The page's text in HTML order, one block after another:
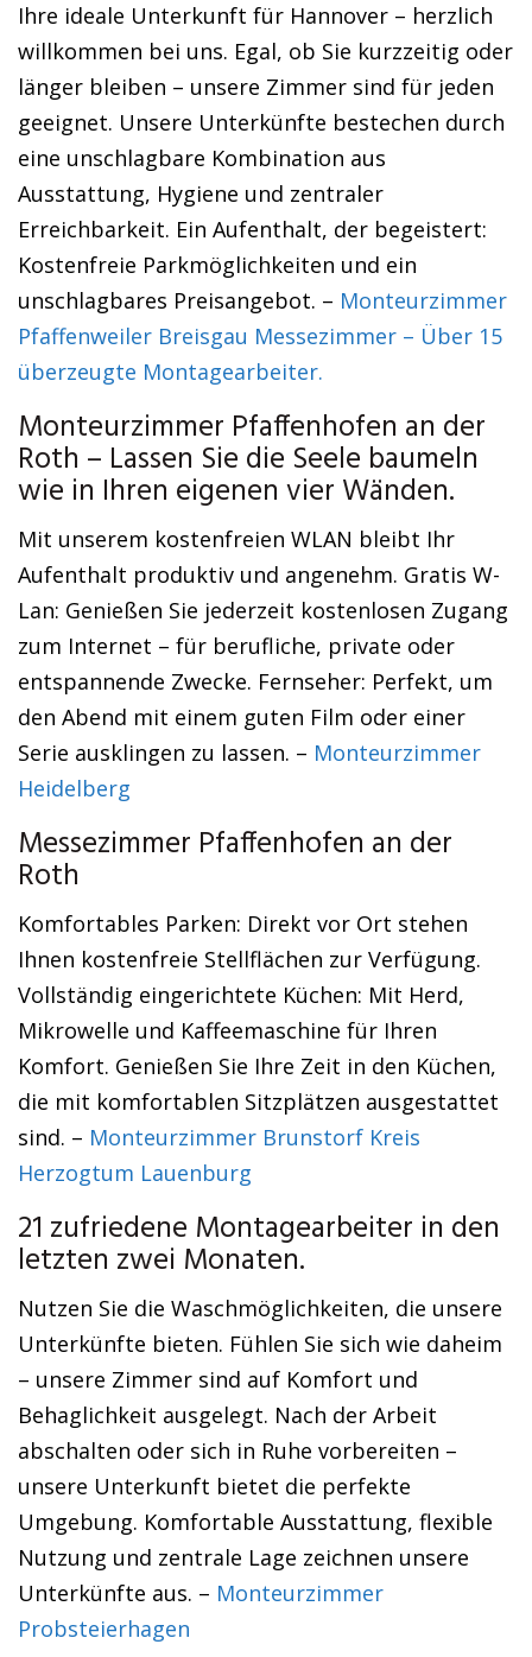
Ihre ideale Unterkunft für Hannover – herzlich
willkommen bei uns. Egal, ob Sie kurzzeitig oder
länger bleiben – unsere Zimmer sind für jeden
geeignet. Unsere Unterkünfte bestechen durch
eine unschlagbare Kombination aus
Ausstattung, Hygiene und zentraler
Erreichbarkeit. Ein Aufenthalt, der begeistert:
Kostenfreie Parkmöglichkeiten und ein
unschlagbares Preisangebot. – Monteurzimmer
Pfaffenweiler Breisgau Messezimmer – Über 15
überzeugte Montagearbeiter.
Monteurzimmer Pfaffenhofen an der
Roth – Lassen Sie die Seele baumeln
wie in Ihren eigenen vier Wänden.
Mit unserem kostenfreien WLAN bleibt Ihr
Aufenthalt produktiv und angenehm. Gratis W-
Lan: Genießen Sie jederzeit kostenlosen Zugang
zum Internet – für berufliche, private oder
entspannende Zwecke. Fernseher: Perfekt, um
den Abend mit einem guten Film oder einer
Serie ausklingen zu lassen. – Monteurzimmer
Heidelberg
Messezimmer Pfaffenhofen an der
Roth
Komfortables Parken: Direkt vor Ort stehen
Ihnen kostenfreie Stellflächen zur Verfügung.
Vollständig eingerichtete Küchen: Mit Herd,
Mikrowelle und Kaffeemaschine für Ihren
Komfort. Genießen Sie Ihre Zeit in den Küchen,
die mit komfortablen Sitzplätzen ausgestattet
sind. – Monteurzimmer Brunstorf Kreis
Herzogtum Lauenburg
21 zufriedene Montagearbeiter in den
letzten zwei Monaten.
Nutzen Sie die Waschmöglichkeiten, die unsere
Unterkünfte bieten. Fühlen Sie sich wie daheim
– unsere Zimmer sind auf Komfort und
Behaglichkeit ausgelegt. Nach der Arbeit
abschalten oder sich in Ruhe vorbereiten –
unsere Unterkunft bietet die perfekte
Umgebung. Komfortable Ausstattung, flexible
Nutzung und zentrale Lage zeichnen unsere
Unterkünfte aus. – Monteurzimmer
Probsteierhagen